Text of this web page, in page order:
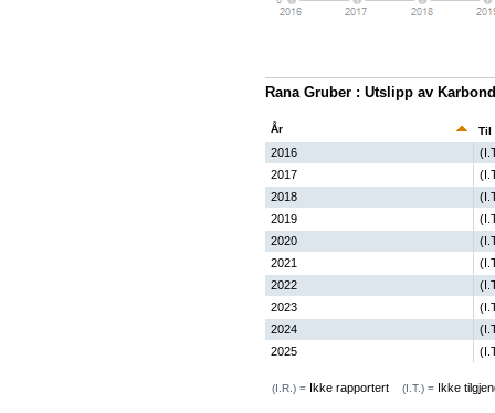
Rana Gruber : Utslipp av
År
2016
2017
2018
2019
2020
2021
2022
2023
2024
2025
(I.R.) = Ikke rapportert (I.T.) = Ikke